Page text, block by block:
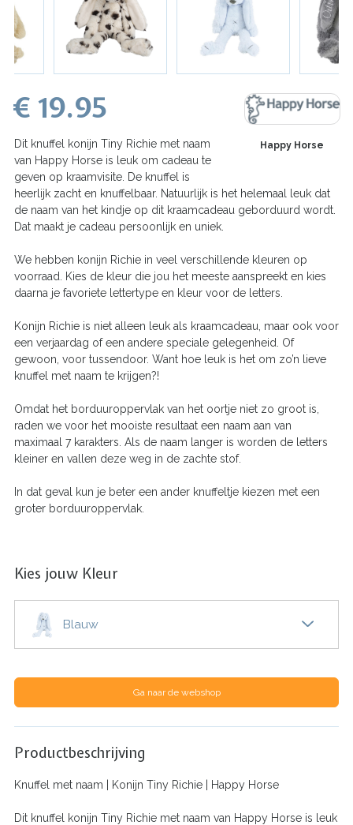
Happy Horse
€ 19.95
Dit knuffel konijn Tiny Richie met naam
van Happy Horse is leuk om cadeau te
geven op kraamvisite. De knuffel is
heerlijk zacht en knuffelbaar. Natuurlijk is het helemaal leuk dat
de naam van het kindje op dit kraamcadeau geborduurd wordt.
Dat maakt je cadeau persoonlijk en uniek.
We hebben konijn Richie in veel verschillende kleuren op
voorraad. Kies de kleur die jou het meeste aanspreekt en kies
daarna je favoriete lettertype en kleur voor de letters.
Konijn Richie is niet alleen leuk als kraamcadeau, maar ook voor
een verjaardag of een andere speciale gelegenheid. Of
gewoon, voor tussendoor. Want hoe leuk is het om zo’n lieve
knuffel met naam te krijgen?!
Omdat het borduuroppervlak van het oortje niet zo groot is,
raden we voor het mooiste resultaat een naam aan van
maximaal 7 karakters. Als de naam langer is worden de letters
kleiner en vallen deze weg in de zachte stof.
In dat geval kun je beter een ander knuffeltje kiezen met een
groter borduuroppervlak.
Kies jouw Kleur
Blauw
Ga naar de webshop
Productbeschrijving
Knuffel met naam | Konijn Tiny Richie | Happy Horse
Dit knuffel konijn Tiny Richie met naam van Happy Horse is leuk